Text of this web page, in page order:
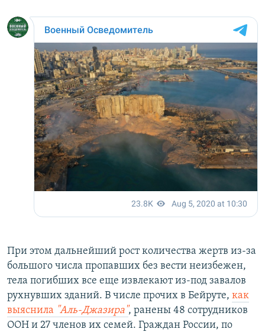
При этом дальнейший рост количества жертв из-за
большого числа пропавших без вести неизбежен,
тела погибших все еще извлекают из-под завалов
рухнувших зданий. В числе прочих в Бейруте, как
выяснила "Аль-Джазира", ранены 48 сотрудников
ООН и 27 членов их семей. Граждан России, по